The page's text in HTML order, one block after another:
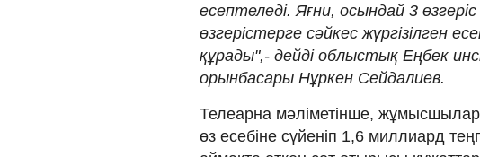
есептеледі. Яғни, осындай 3
өзгерістерге сәйкес жүргізілген
құрады",- дейді облыстық Еңбек
орынбасары Нұркен Сейдалиев.
Телеарна мәліметінше,
өз есебіне сүйеніп 1,6 миллиард